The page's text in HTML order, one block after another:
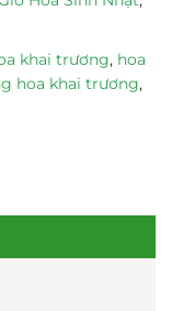
khai trương, hoa
hoa khai trương,